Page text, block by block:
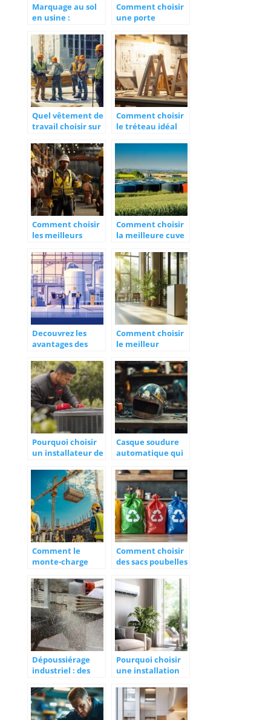
Marquage au sol
en usine :
sécurité de vos
employés
Comment choisir
une porte
maison pour allier
sécurité et style
Quel vêtement de
travail choisir sur
Comment choisir
le tréteau idéal
Comment choisir
les meilleurs
sécurité pour
votre entreprise
Comment choisir
la meilleure cuve
exploitation
agricole
Decouvrez les
avantages des
pour une
filtration
optimale
Comment choisir
le meilleur
professionnel
pour votre
entreprise
Pourquoi choisir
un installateur de
professionnel
pour votre
confort
thermique
Casque soudure
automatique qui
plus : Explications
techniques et
conseils de
maintenance
preventive
Comment le
monte-charge
chantier
révolutionne
l’ergonomie sur
vos projets
Comment choisir
des sacs poubelles
adaptés à vos
besoins
Dépoussiérage
industriel : des
modernes pour
limiter les risques
liés à la poussière
Pourquoi choisir
une installation
La Rochelle pour
un confort
optimal